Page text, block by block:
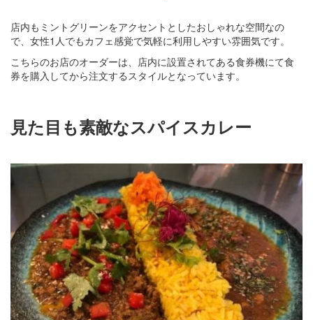
店内もミントグリーンをアクセントとしたおしゃれな空間なの
で、女性1人でもカフェ感覚で気軽に利用しやすい雰囲気です。
こちらのお店のオーダーは、店内に設置されてある食券機にて食
券を購入してから注文するスタイルとなっています。
見た目も素敵なスパイスカレー